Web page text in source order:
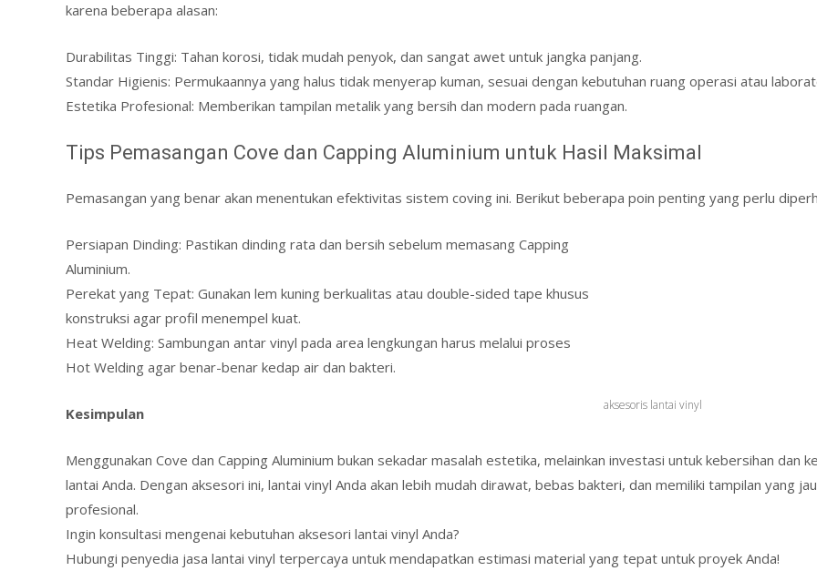
karena beberapa alasan:
Durabilitas Tinggi: Tahan korosi, tidak mudah penyok, dan sangat awet untuk jangka panjang.
Standar Higienis: Permukaannya yang halus tidak menyerap kuman, sesuai dengan kebutuhan ruang operasi atau
Estetika Profesional: Memberikan tampilan metalik yang bersih dan modern pada ruangan.
Tips Pemasangan Cove dan Capping Aluminium untuk Hasil Maksimal
Pemasangan yang benar akan menentukan efektivitas sistem coving ini. Berikut beberapa poin penting yang perlu
aksesoris lantai vinyl
Persiapan Dinding: Pastikan dinding rata dan bersih sebelum memasang Capping
Aluminium.
Perekat yang Tepat: Gunakan lem kuning berkualitas atau double-sided tape khusus
konstruksi agar profil menempel kuat.
Heat Welding: Sambungan antar vinyl pada area lengkungan harus melalui proses
Hot Welding agar benar-benar kedap air dan bakteri.
Kesimpulan
Menggunakan Cove dan Capping Aluminium bukan sekadar masalah estetika, melainkan investasi untuk kebersihan dan
lantai Anda. Dengan aksesori ini, lantai vinyl Anda akan lebih mudah dirawat, bebas bakteri, dan memiliki tampilan yang
profesional.
Ingin konsultasi mengenai kebutuhan aksesori lantai vinyl Anda?
Hubungi penyedia jasa lantai vinyl terpercaya untuk mendapatkan estimasi material yang tepat untuk proyek Anda!